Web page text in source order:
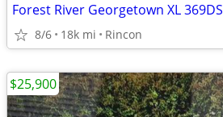
Forest River Georgetown XL 369DS
8/6 18k mi Rincon
$25,900